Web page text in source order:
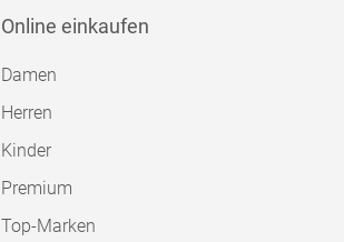
Online einkaufen
Damen
Herren
Kinder
Premium
Top-Marken